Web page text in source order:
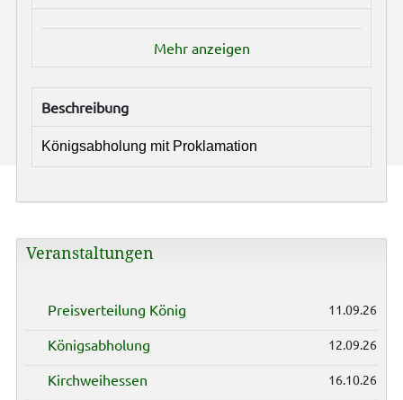
Mehr anzeigen
Beschreibung
Königsabholung mit Proklamation
Veranstaltungen
Preisverteilung König 11.09.26
Königsabholung 12.09.26
Kirchweihessen 16.10.26